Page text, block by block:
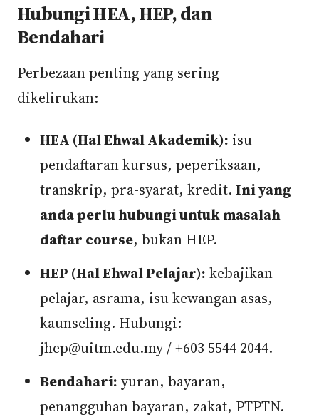
Hubungi HEA, HEP, dan
Bendahari
Perbezaan penting yang sering
dikelirukan:
HEA (Hal Ehwal Akademik): isu
pendaftaran kursus, peperiksaan,
transkrip, pra-syarat, kredit. Ini yang
anda perlu hubungi untuk masalah
daftar course, bukan HEP.
HEP (Hal Ehwal Pelajar): kebajikan
pelajar, asrama, isu kewangan asas,
kaunseling. Hubungi:
jhep@uitm.edu.my / +603 5544 2044.
Bendahari: yuran, bayaran,
penangguhan bayaran, zakat, PTPTN.